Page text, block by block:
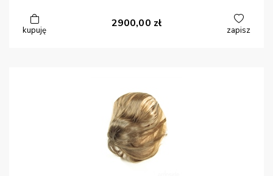
kupuję
2900,00 zł
zapisz